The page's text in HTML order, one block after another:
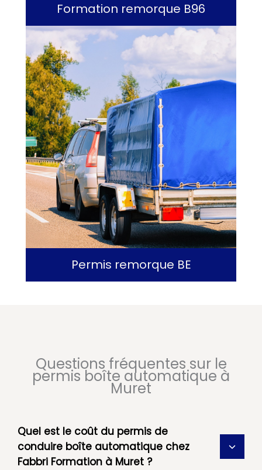
Formation remorque B96
Permis remorque BE
Questions fréquentes sur le
permis boîte automatique à
Muret
Quel est le coût du permis de
conduire boîte automatique chez
Fabbri Formation à Muret ?